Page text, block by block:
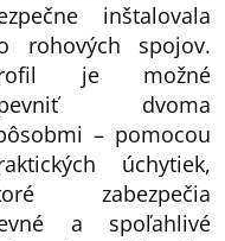
inštalovala
rohových spojov.
je možné
dvoma
– pomocou
úchytiek,
zabezpečia
a spoľahlivé